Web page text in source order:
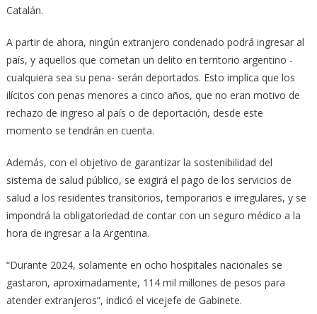
Catalán.
A partir de ahora, ningún extranjero condenado podrá ingresar al
país, y aquellos que cometan un delito en territorio argentino -
cualquiera sea su pena- serán deportados. Esto implica que los
ilícitos con penas menores a cinco años, que no eran motivo de
rechazo de ingreso al país o de deportación, desde este
momento se tendrán en cuenta.
Además, con el objetivo de garantizar la sostenibilidad del
sistema de salud público, se exigirá el pago de los servicios de
salud a los residentes transitorios, temporarios e irregulares, y se
impondrá la obligatoriedad de contar con un seguro médico a la
hora de ingresar a la Argentina.
“Durante 2024, solamente en ocho hospitales nacionales se
gastaron, aproximadamente, 114 mil millones de pesos para
atender extranjeros”, indicó el vicejefe de Gabinete.